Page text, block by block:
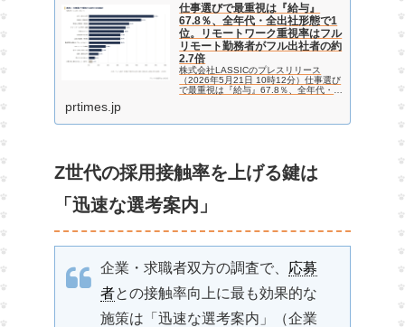
仕事選びで最重視は『給与』
67.8％、全年代・全出社形態で1
位。リモートワーク重視率はフル
リモート勤務者がフル出社者の約
2.7倍
株式会社LASSICのプレスリリース
（2026年5月21日 10時12分）仕事選び
で最重視は『給与』67.8％、全年代・全
prtimes.jp
Z世代の採用接触率を上げる鍵は
「迅速な選考案内」
企業・求職者双方の調査で、 応募
者との接触率向上に最も効果的な
施策は「迅速な選考案内」（企業